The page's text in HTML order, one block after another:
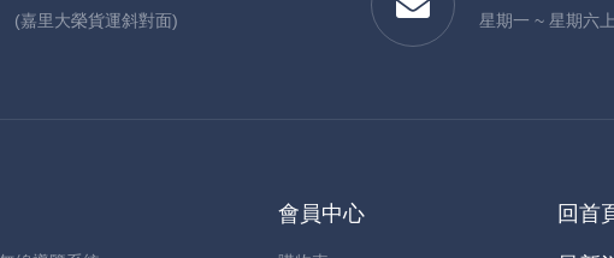
(嘉里大榮貨運斜對面)
星期一 ~ 星期六
會員中心 回首